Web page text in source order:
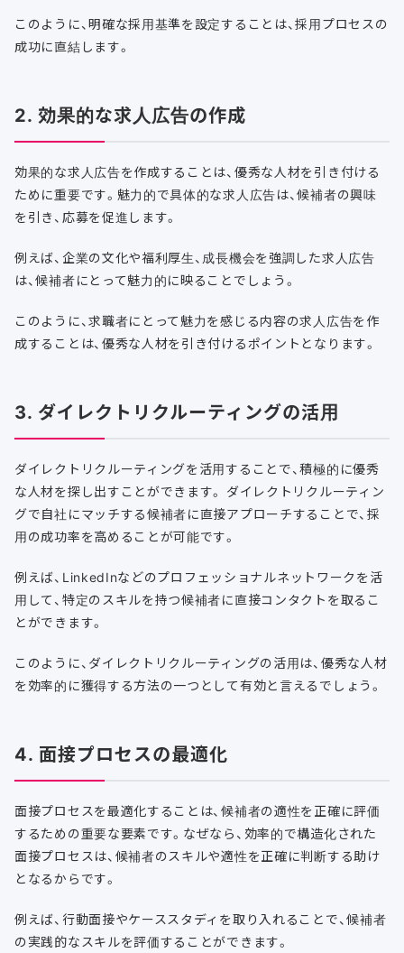
このように、明確な採用基準を設定することは、採用プロセスの
成功に直結します。
2. 効果的な求人広告の作成
効果的な求人広告を作成することは、優秀な人材を引き付ける
ために重要です。魅力的で具体的な求人広告は、候補者の興味
を引き、応募を促進します。
例えば、企業の文化や福利厚生、成長機会を強調した求人広告
は、候補者にとって魅力的に映ることでしょう。
このように、求職者にとって魅力を感じる内容の求人広告を作
成することは、優秀な人材を引き付けるポイントとなります。
3. ダイレクトリクルーティングの活用
ダイレクトリクルーティングを活用することで、積極的に優秀
な人材を探し出すことができます。 ダイレクトリクルーティン
グで自社にマッチする候補者に直接アプローチすることで、採
用の成功率を高めることが可能です。
例えば、LinkedInなどのプロフェッショナルネットワークを活
用して、特定のスキルを持つ候補者に直接コンタクトを取るこ
とができます。
このように、ダイレクトリクルーティングの活用は、優秀な人材
を効率的に獲得する方法の一つとして有効と言えるでしょう。
4. 面接プロセスの最適化
面接プロセスを最適化することは、候補者の適性を正確に評価
するための重要な要素です。なぜなら、効率的で構造化された
面接プロセスは、候補者のスキルや適性を正確に判断する助け
となるからです。
例えば、行動面接やケーススタディを取り入れることで、候補者
の実践的なスキルを評価することができます。